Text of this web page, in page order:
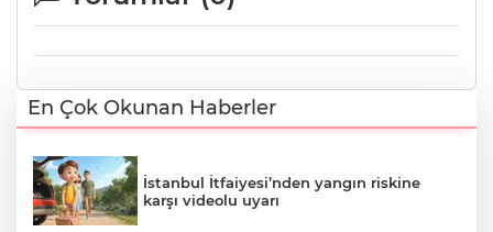
En Çok Okunan Haberler
İstanbul İtfaiyesi’nden yangın riskine
karşı videolu uyarı